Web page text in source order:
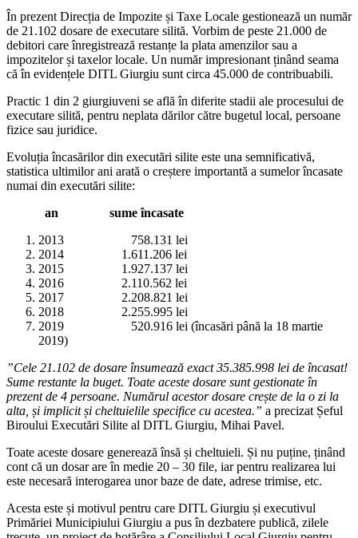
În prezent Direcția de Impozite și Taxe Locale gestionează un număr
de 21.102 dosare de executare silită. Vorbim de peste 21.000 de
debitori care înregistrează restanțe la plata amenzilor sau a
impozitelor și taxelor locale. Un număr impresionant ținând seama
că în evidențele DITL Giurgiu sunt circa 45.000 de contribuabili.
Practic 1 din 2 giurgiuveni se află în diferite stadii ale procesului de
executare silită, pentru neplata dărilor către bugetul local, persoane
fizice sau juridice.
Evoluția încasărilor din executări silite este una semnificativă,
statistica ultimilor ani arată o creștere importantă a sumelor încasate
numai din executări silite:
an sume încasate
2013 758.131 lei
2014 1.611.206 lei
2015 1.927.137 lei
2016 2.110.562 lei
2017 2.208.821 lei
2018 2.255.995 lei
2019 520.916 lei (încasări până la 18 martie
2019)
”Cele 21.102 de dosare însumează exact 35.385.998 lei de încasat!
Sume restante la buget. Toate aceste dosare sunt gestionate în
prezent de 4 persoane. Numărul acestor dosare crește de la o zi la
alta, și implicit și cheltuielile specifice cu acestea.” a precizat Șeful
Biroului Executări Silite al DITL Giurgiu, Mihai Pavel.
Toate aceste dosare generează însă și cheltuieli. Și nu puține, ținând
cont că un dosar are în medie 20 – 30 file, iar pentru realizarea lui
este necesară interogarea unor baze de date, adrese trimise, etc.
Acesta este și motivul pentru care DITL Giurgiu și executivul
Primăriei Municipiului Giurgiu a pus în dezbatere publică, zilele